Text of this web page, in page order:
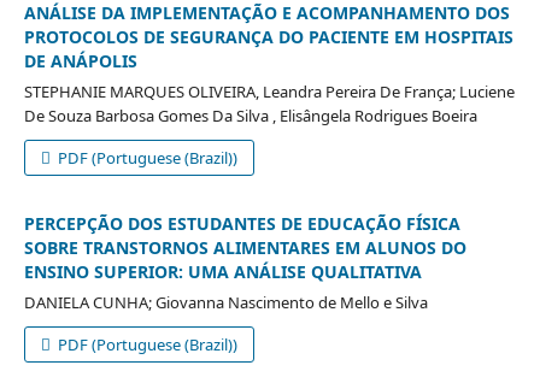
ANÁLISE DA IMPLEMENTAÇÃO E ACOMPANHAMENTO DOS
PROTOCOLOS DE SEGURANÇA DO PACIENTE EM HOSPITAIS
DE ANÁPOLIS
STEPHANIE MARQUES OLIVEIRA, Leandra Pereira De França; Luciene
De Souza Barbosa Gomes Da Silva , Elisângela Rodrigues Boeira
PDF (Portuguese (Brazil))
PERCEPÇÃO DOS ESTUDANTES DE EDUCAÇÃO FÍSICA
SOBRE TRANSTORNOS ALIMENTARES EM ALUNOS DO
ENSINO SUPERIOR: UMA ANÁLISE QUALITATIVA
DANIELA CUNHA; Giovanna Nascimento de Mello e Silva
PDF (Portuguese (Brazil))